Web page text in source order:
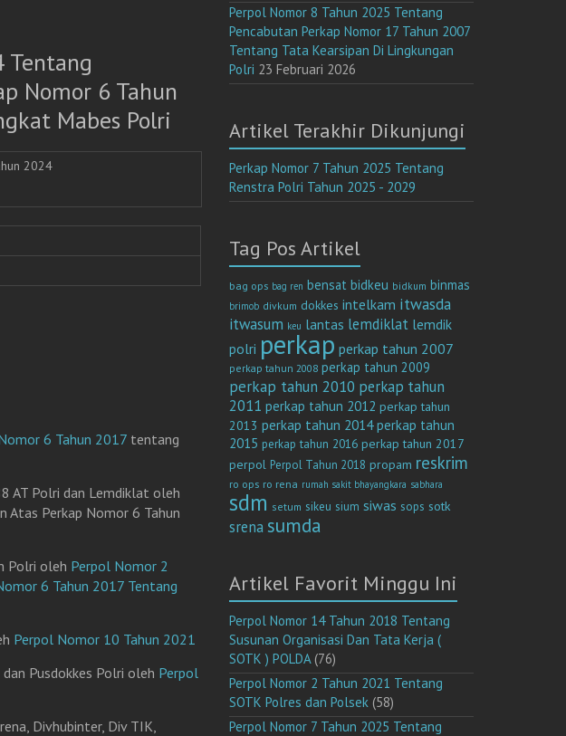
Tentang
Nomor 6 Tahun
Mabes Polri
2024
6 Tahun 2017 tentang
AT Polri dan Lemdiklat oleh
Atas Perkap Nomor 6 Tahun
Polri oleh Perpol Nomor 2
6 Tahun 2017 Tentang
Perpol Nomor 10 Tahun 2021
Pusdokkes Polri oleh Perpol
Divhubinter, Div TIK,
Perpol Nomor 8 Tahun 2025 Tentang
Pencabutan Perkap Nomor 17 Tahun 2007
Tentang Tata Kearsipan Di Lingkungan
Polri 23 Februari 2026
Artikel Terakhir Dikunjungi
Perkap Nomor 7 Tahun 2025 Tentang
Renstra Polri Tahun 2025 - 2029
Tag Pos Artikel
bag ops bag ren bensat bidkeu bidkum binmas
brimob divkum dokkes intelkam itwasda
itwasum keu lantas lemdiklat lemdik
polri perkap perkap tahun 2007
perkap tahun 2008 perkap tahun 2009
perkap tahun 2010 perkap tahun
2011 perkap tahun 2012 perkap tahun
2013 perkap tahun 2014 perkap tahun
2015 perkap tahun 2016 perkap tahun 2017
perpol Perpol Tahun 2018 propam reskrim
ro ops ro rena rumah sakit bhayangkara sabhara
sdm setum sikeu sium siwas sops sotk
srena sumda
Artikel Favorit Minggu Ini
Perpol Nomor 14 Tahun 2018 Tentang
Susunan Organisasi Dan Tata Kerja (
SOTK ) POLDA(76)
Perpol Nomor 2 Tahun 2021 Tentang
SOTK Polres dan Polsek (58)
Perpol Nomor 7 Tahun 2025 Tentang